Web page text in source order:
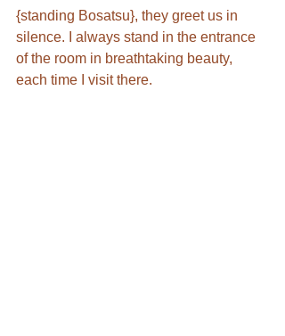
{standing Bosatsu}, they greet us in
silence. I always stand in the entrance
of the room in breathtaking beauty,
each time I visit there.